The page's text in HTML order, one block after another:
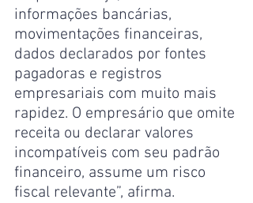
informações bancárias,
movimentações financeiras,
dados declarados por fontes
pagadoras e registros
empresariais com muito mais
rapidez. O empresário que omite
receita ou declarar valores
incompatíveis com seu padrão
financeiro, assume um risco
fiscal relevante”, afirma.